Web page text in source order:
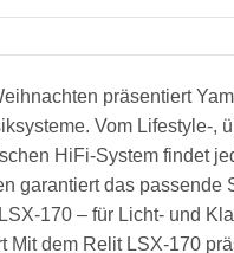
präsentiert
Vom Lifestyle-,
HiFi-System findet
garantiert das passende
170 – für Licht- und
Mit dem Relit LSX-170